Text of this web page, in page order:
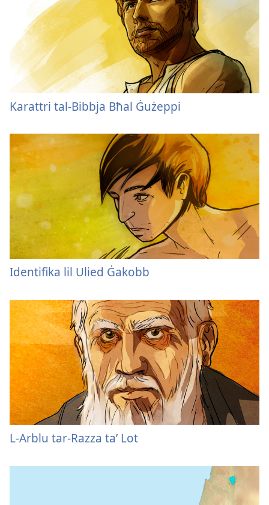
Karattri tal-Bibbja Bħal Ġużeppi
Identifika lil Ulied Ġakobb
L-Arblu tar-Razza ta’ Lot